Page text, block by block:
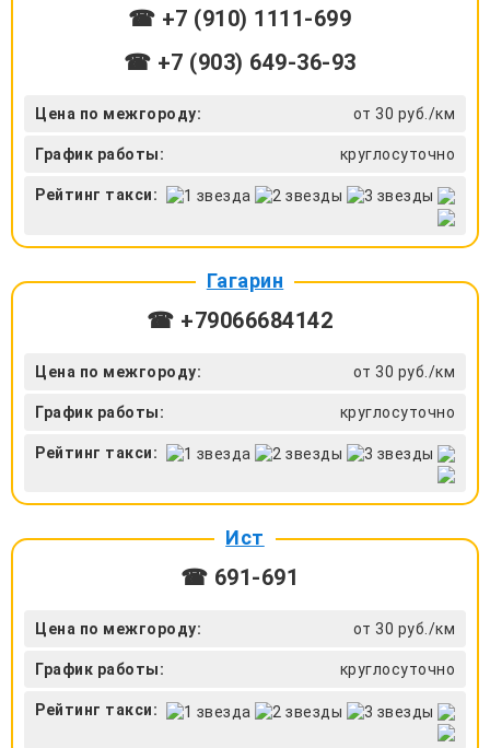
☎ +7 (910) 1111-699
☎ +7 (903) 649-36-93
Цена по межгороду: от 30 руб./км
График работы: круглосуточно
Рейтинг такси:
Гагарин
☎ +79066684142
Цена по межгороду: от 30 руб./км
График работы: круглосуточно
Рейтинг такси:
Ист
☎ 691-691
Цена по межгороду: от 30 руб./км
График работы: круглосуточно
Рейтинг такси: